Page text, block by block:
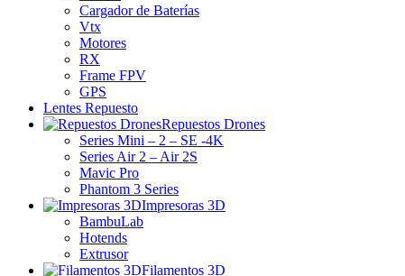
Cargador de Baterías
Vtx
Motores
RX
Frame FPV
GPS
Lentes Repuesto
Repuestos Drones
Series Mini – 2 – SE -4K
Series Air 2 – Air 2S
Mavic Pro
Phantom 3 Series
Impresoras 3D
BambuLab
Hotends
Extrusor
Filamentos 3D